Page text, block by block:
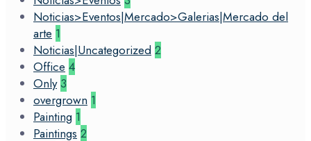
Noticias>Eventos|Mercado>Galerias|Mercado del
arte 1
Noticias|Uncategorized 2
Office 4
Only 3
overgrown 1
Painting 1
Paintings 2